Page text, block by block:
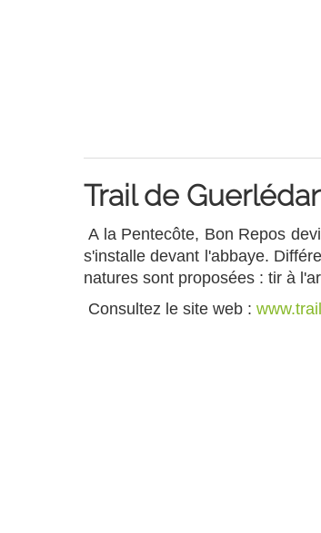
Trail de
A la Pentecôte, Bon Repos
s'installe devant l'abbaye.
natures sont proposées : tir à
Consultez le site web :